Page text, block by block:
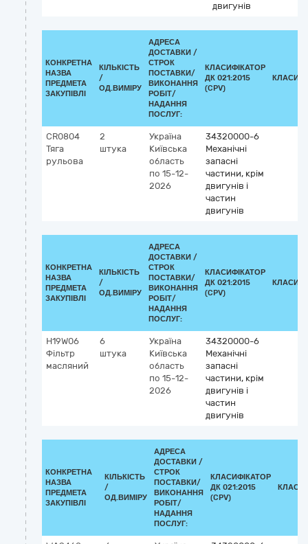
двигунів
КОНКРЕТНА
НАЗВА
ПРЕДМЕТА
ЗАКУПІВЛІ
КІЛЬКІСТЬ
/
ОД.ВИМІРУ
АДРЕСА
ДОСТАВКИ /
СТРОК
ПОСТАВКИ/
ВИКОНАННЯ
РОБІТ/
НАДАННЯ
ПОСЛУГ:
КЛАСИФІКАТОР
ДК 021:2015
(CPV)
CR0804
Тяга
рульова
2
штука
Україна
Київська
область
по 15-12-
2026
34320000-6
Механічні
запасні
частини, крім
двигунів і
частин
двигунів
КОНКРЕТНА
НАЗВА
ПРЕДМЕТА
ЗАКУПІВЛІ
КІЛЬКІСТЬ
/
ОД.ВИМІРУ
АДРЕСА
ДОСТАВКИ /
СТРОК
ПОСТАВКИ/
ВИКОНАННЯ
РОБІТ/
НАДАННЯ
ПОСЛУГ:
КЛАСИФІКАТОР
ДК 021:2015
(CPV)
H19W06
Фільтр
масляний
6
штука
Україна
Київська
область
по 15-12-
2026
34320000-6
Механічні
запасні
частини, крім
двигунів і
частин
двигунів
КОНКРЕТНА
НАЗВА
ПРЕДМЕТА
ЗАКУПІВЛІ
КІЛЬКІСТЬ
/
ОД.ВИМІРУ
АДРЕСА
ДОСТАВКИ /
СТРОК
ПОСТАВКИ/
ВИКОНАННЯ
РОБІТ/
НАДАННЯ
ПОСЛУГ:
КЛАСИФІКАТОР
ДК 021:2015
(CPV)